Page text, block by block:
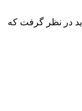
در نظر گرفت که